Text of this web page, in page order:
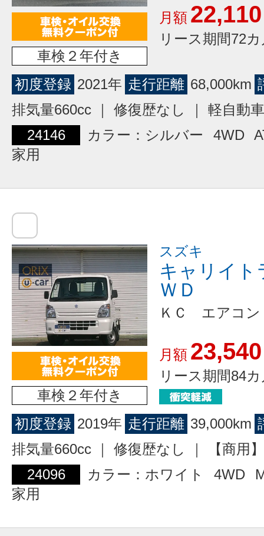
車検２年付き
月額 22,110
リース期間72
初度登録 2021年 走行距離 68,000km
排気量660cc ｜ 修復歴なし ｜ 軽自動車
24146
カラー：シルバー 4WD
家用
車検２年付き
スズキ
キャリイ
ＷＤ
ＫＣ エアコン
月額 23,540
リース期間84
初度登録 2019年 走行距離 39,000km
排気量660cc ｜ 修復歴なし ｜ 【商用
24096
カラー：ホワイト 4WD
家用